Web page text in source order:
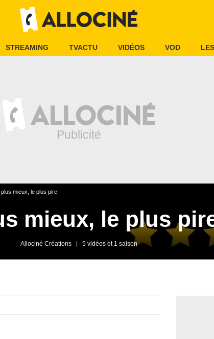
STREAMING TVACTU VIDÉOS VOD
mieux, le plus pire
mieux, le plus
Allociné Créations 5 vidéos et 1 saison